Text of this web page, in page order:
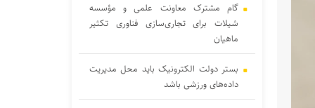
گام مشترک معاونت علمی و مؤسسه
شیلات برای تجاری‌سازی فناوری تکثیر
ماهیان
بستر دولت الکترونیک باید محل مدیریت
داده‌‌های ورزشی باشد